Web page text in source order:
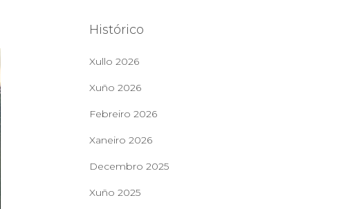
rHistórico
Xullo 2026
Xuño 2026
Febreiro 2026
Xaneiro 2026
Decembro 2025
Xuño 2025